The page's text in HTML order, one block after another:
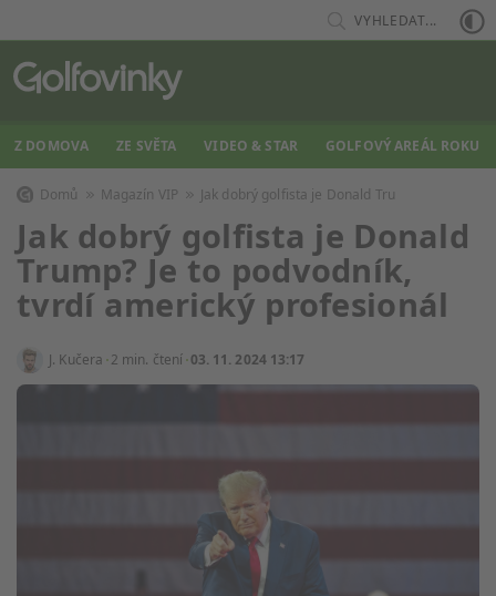
VYHLEDAT...
Z DOMOVA ZE SVĚTA VIDEO & STAR GOLFOVÝ AREÁL ROKU
Domů Magazín VIP Jak dobrý golfista je Donald Tru
Jak dobrý golfista je Donald
Trump? Je to podvodník,
tvrdí americký profesionál
J. Kučera 2 min. čtení 03. 11. 2024 13:17